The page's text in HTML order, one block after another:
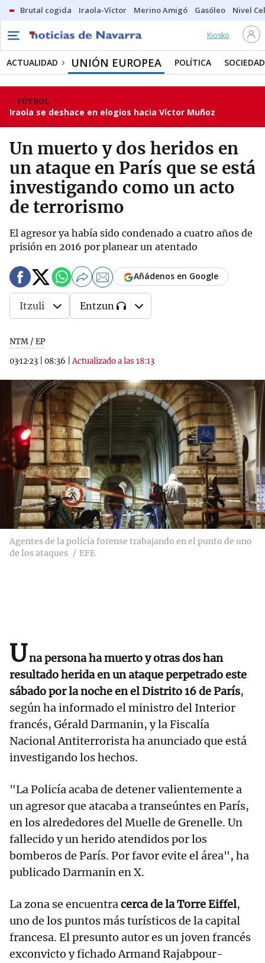
Brutal cogida Iraola-Víctor Merino Amigó Gasóleo Nivel
Kiosko
ACTUALIDAD UNIÓN EUROPEA POLÍTICA SOCIEDAD
FÚTBOL
Iraola se deshace en elogios hacia Víctor Muñoz
Un muerto y dos heridos en
un ataque en París que se está
investigando como un acto
de terrorismo
El agresor ya había sido condenado a cuatro años de
prisión en 2016 por planear un atentado
NTM / EP
03·12·23
08:36 |Actualizado a las 18:13
Añádenos en Google
Itzuli Entzun
Agentes de la policía forense trabajando en el punto de uno
de los ataques
EFE
Una persona ha muerto y otras dos han
resultado herida en un ataque perpetrado este
sábado por la noche en el Distrito 16 de París,
según ha informado el ministro del Interior
francés, Gérald Darmanin, y la Fiscalía
Nacional Antiterrorista ha anunciado que está
investigando los hechos.
"La Policía acaba de detener valientemente a
un agresor que atacaba a transeúntes en París,
en los alrededores del Muelle de Grenelle. Un
fallecido y un herido atendidos por los
bomberos de París. Por favor evite el área", ha
publicado Darmanin en X.
La zona se encuentracerca de la Torre Eiffel,
uno de los puntos más turísticos de la capital
francesa. El presunto autor es un joven francés
exconvicto y fichado Armand Rajabpour-